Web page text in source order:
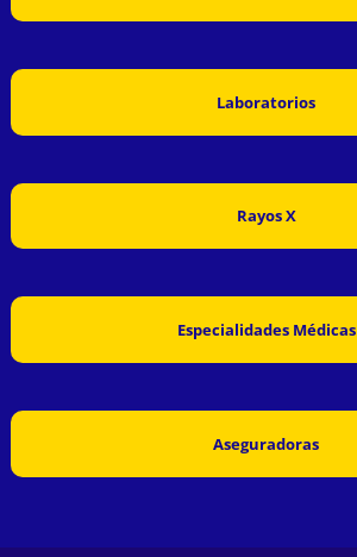
Laboratorios
Rayos X
Especialidades Médicas
Aseguradoras